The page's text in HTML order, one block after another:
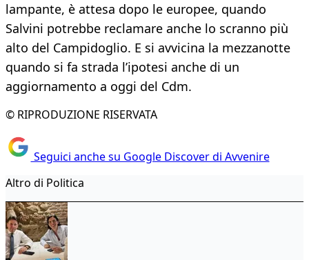
lampante, è attesa dopo le europee, quando
Salvini potrebbe reclamare anche lo scranno più
alto del Campidoglio. E si avvicina la mezzanotte
quando si fa strada l’ipotesi anche di un
aggiornamento a oggi del Cdm.
© RIPRODUZIONE RISERVATA
Seguici anche su Google Discover di Avvenire
Altro di Politica